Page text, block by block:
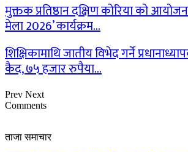
मुक्तक प्रतिष्ठान दक्षिण कोरिया को
मेला 2026’ कार्यक्रम…
शिक्षिकामाथि जातीय विभेद गर्ने
कैद, ७५ हजार रुपैया…
Prev Next
Comments
ताजा समाचार